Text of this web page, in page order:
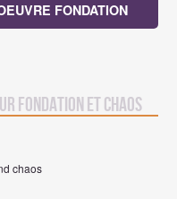
FONDATION
Fondation et Chaos
chaos